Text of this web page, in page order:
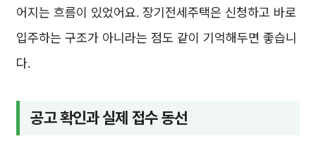
어지는 흐름이 있었어요. 장기전세주택은 신청하고 바로
입주하는 구조가 아니라는 점도 같이 기억해두면 좋습니
다.
공고 확인과 실제 접수 동선